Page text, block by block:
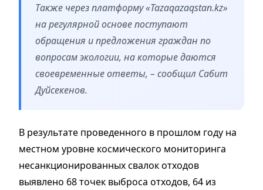
Также через платформу «Tazaqazaqstan.kz»
на регулярной основе поступают
обращения и предложения граждан по
вопросам экологии, на которые даются
своевременные ответы, – сообщил Сабит
Дуйсекенов.
В результате проведенного в прошлом году на
местном уровне космического мониторинга
несанкционированных свалок отходов
выявлено 68 точек выброса отходов, 64 из